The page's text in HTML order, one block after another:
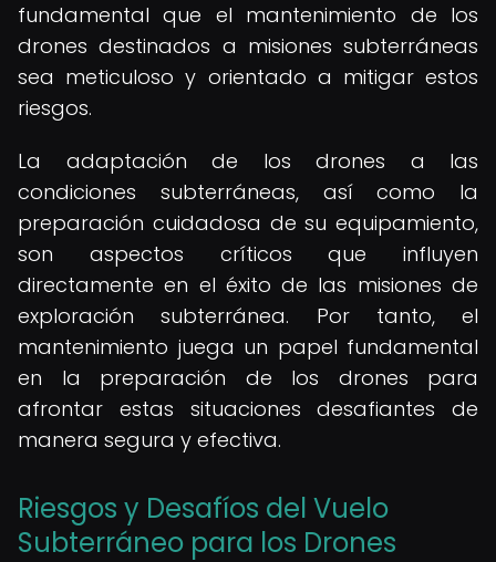
fundamental que el mantenimiento de los
drones destinados a misiones subterráneas
sea meticuloso y orientado a mitigar estos
riesgos.
La adaptación de los drones a las
condiciones subterráneas, así como la
preparación cuidadosa de su equipamiento,
son aspectos críticos que influyen
directamente en el éxito de las misiones de
exploración subterránea. Por tanto, el
mantenimiento juega un papel fundamental
en la preparación de los drones para
afrontar estas situaciones desafiantes de
manera segura y efectiva.
Riesgos y Desafíos del Vuelo
Subterráneo para los Drones